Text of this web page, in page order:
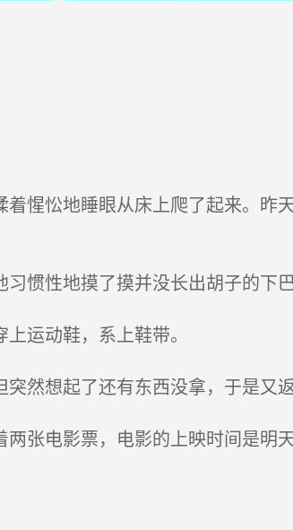
惺忪地睡眼从床上爬了起来。昨
惯性地摸了摸并没长出胡子的下
运动鞋，系上鞋带。
然想起了还有东西没拿，于是又返
张电影票，电影的上映时间是明